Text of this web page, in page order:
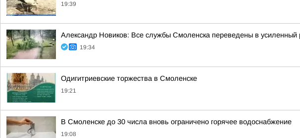
19:39
Александр Новиков: Все службы Смоленска переведены в
19:34
Одигитриевские торжества в Смоленске
19:21
В Смоленске до 30 числа вновь ограничено горячее водоснабжение
19:08